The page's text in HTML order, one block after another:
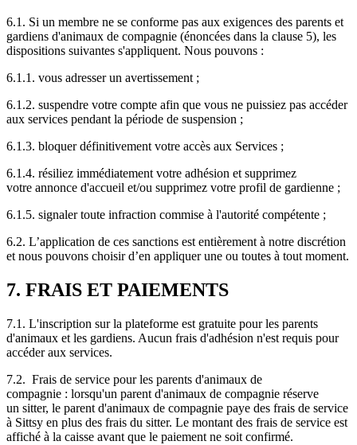
6.1. Si un membre ne se conforme pas aux exigences des parents et
gardiens d'animaux de compagnie (énoncées dans la clause 5), les
dispositions suivantes s'appliquent. Nous pouvons :
6.1.1. vous adresser un avertissement ;
6.1.2. suspendre votre compte afin que vous ne puissiez pas accéder
aux services pendant la période de suspension ;
6.1.3. bloquer définitivement votre accès aux Services ;
6.1.4. résiliez immédiatement votre adhésion et supprimez
votre annonce d'accueil et/ou supprimez votre profil de gardienne ;
6.1.5. signaler toute infraction commise à l'autorité compétente ;
6.2. L’application de ces sanctions est entièrement à notre discrétion
et nous pouvons choisir d’en appliquer une ou toutes à tout moment.
7. FRAIS ET PAIEMENTS
7.1. L'inscription sur la plateforme est gratuite pour les parents
d'animaux et les gardiens. Aucun frais d'adhésion n'est requis pour
accéder aux services.
7.2. Frais de service pour les parents d'animaux de
compagnie : lorsqu'un parent d'animaux de compagnie réserve
un sitter, le parent d'animaux de compagnie paye des frais de service
à Sittsy en plus des frais du sitter. Le montant des frais de service est
affiché à la caisse avant que le paiement ne soit confirmé.